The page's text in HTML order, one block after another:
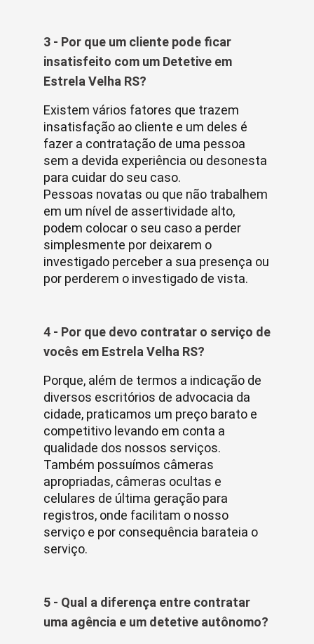
3 - Por que um cliente pode ficar
insatisfeito com um Detetive em
Estrela Velha RS?
Existem vários fatores que trazem
insatisfação ao cliente e um deles é
fazer a contratação de uma pessoa
sem a devida experiência ou desonesta
para cuidar do seu caso.
Pessoas novatas ou que não trabalhem
em um nível de assertividade alto,
podem colocar o seu caso a perder
simplesmente por deixarem o
investigado perceber a sua presença ou
por perderem o investigado de vista.
4 - Por que devo contratar o serviço de
vocês em Estrela Velha RS?
Porque, além de termos a indicação de
diversos escritórios de advocacia da
cidade, praticamos um preço barato e
competitivo levando em conta a
qualidade dos nossos serviços.
Também possuímos câmeras
apropriadas, câmeras ocultas e
celulares de última geração para
registros, onde facilitam o nosso
serviço e por consequência barateia o
serviço.
5 - Qual a diferença entre contratar
uma agência e um detetive autônomo?